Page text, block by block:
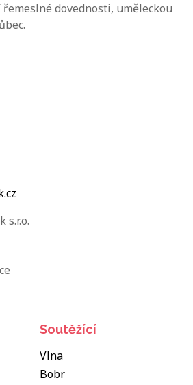
dovednosti, uměleckou
s.r.o.
Soutěžící
Vlna
Bobr